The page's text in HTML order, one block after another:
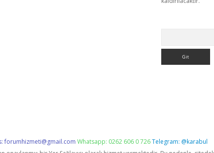
forumhizmeti@gmail.com Whatsapp: 0262 606 0 726Telegram: @karabul